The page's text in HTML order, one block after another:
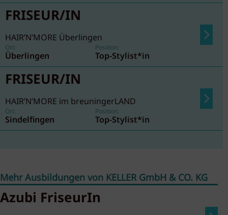
FRISEUR/IN
HAIR’N’MORE Überlingen
Ort:
Überlingen
Position:
Top-Stylist*in
FRISEUR/IN
HAIR’N’MORE im breuningerLAND
Ort:
Sindelfingen
Position:
Top-Stylist*in
Mehr Ausbildungen von KELLER GmbH & CO. KG
Azubi FriseurIn